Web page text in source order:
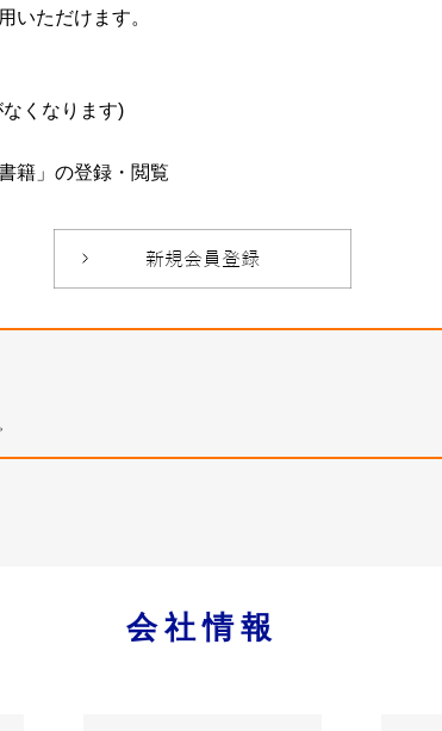
いただけます。
くなります)
籍」の登録・閲覧
会社情報